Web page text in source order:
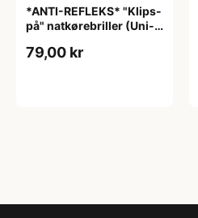
*ANTI-REFLEKS* "Klips-
på" natkørebriller (Uni-
79,00 kr